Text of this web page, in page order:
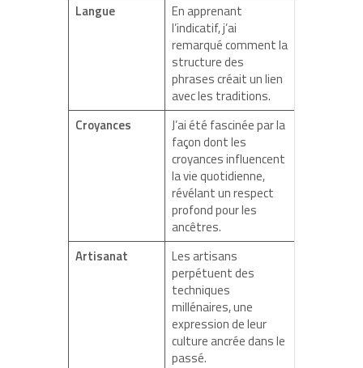
Langue
En apprenant
l’indicatif, j’ai
remarqué comment la
structure des
phrases créait un lien
avec les traditions.
Croyances
J’ai été fascinée par la
façon dont les
croyances influencent
la vie quotidienne,
révélant un respect
profond pour les
ancêtres.
Artisanat
Les artisans
perpétuent des
techniques
millénaires, une
expression de leur
culture ancrée dans le
passé.